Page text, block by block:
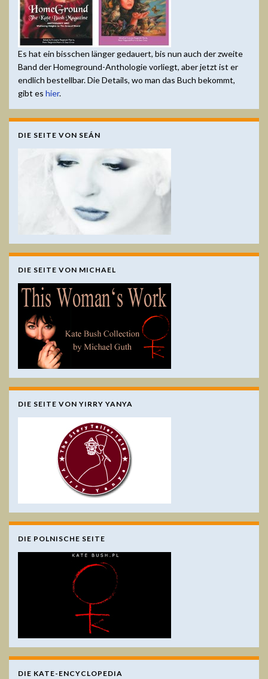
Es hat ein bisschen länger gedauert, bis nun auch der zweite
Band der Homeground-Anthologie vorliegt, aber jetzt ist er
endlich bestellbar. Die Details, wo man das Buch bekommt,
gibt es hier.
DIE SEITE VON SEÁN
DIE SEITE VON MICHAEL
DIE SEITE VON YIRRY YANYA
DIE POLNISCHE SEITE
DIE KATE-ENCYCLOPEDIA